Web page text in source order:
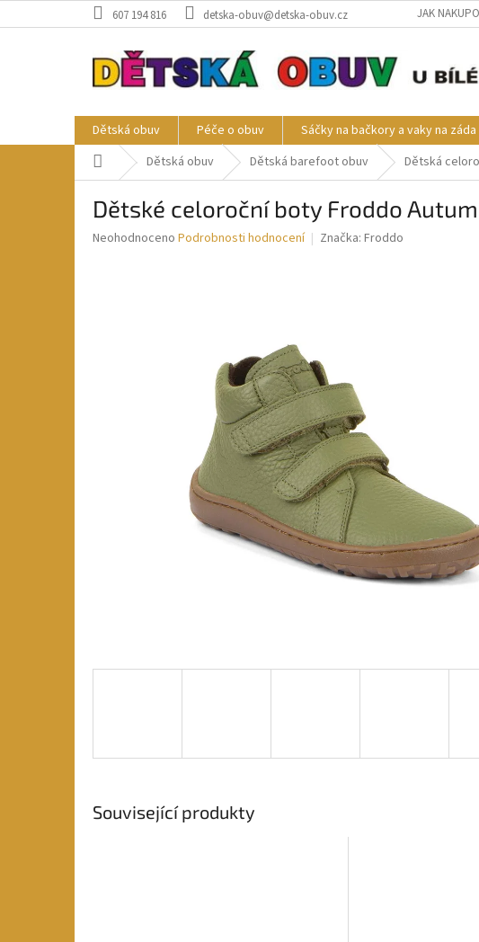
na
607 194 816 detska-obuv@detska-obuv.cz JAK
Dětská obuv Péče o obuv Sáčky na bačkory a vaky na záda
Domů Dětská obuv Dětská barefoot obuv Dětská
Dětské celoroční boty Froddo
Průměrné
Neohodnoceno Podrobnosti hodnocení Značka: Froddo
Související produkty